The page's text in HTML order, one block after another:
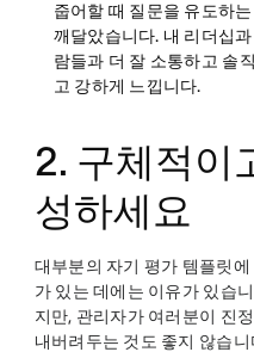
줍어할 때 질문을 유도하
깨달았습니다. 내 리더십
람들과 더 잘 소통하고 솔
고 강하게 느낍니다.
2. 구체적이
성하세요
대부분의 자기 평가 템플릿
가 있는 데에는 이유가 있습
지만, 관리자가 여러분이 진
내버려두는 것도 좋지 않습